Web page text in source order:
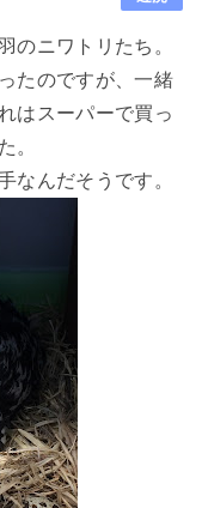
のニワトリたち。
たのですが、一緒
はスーパーで買っ
。
なんだそうです。